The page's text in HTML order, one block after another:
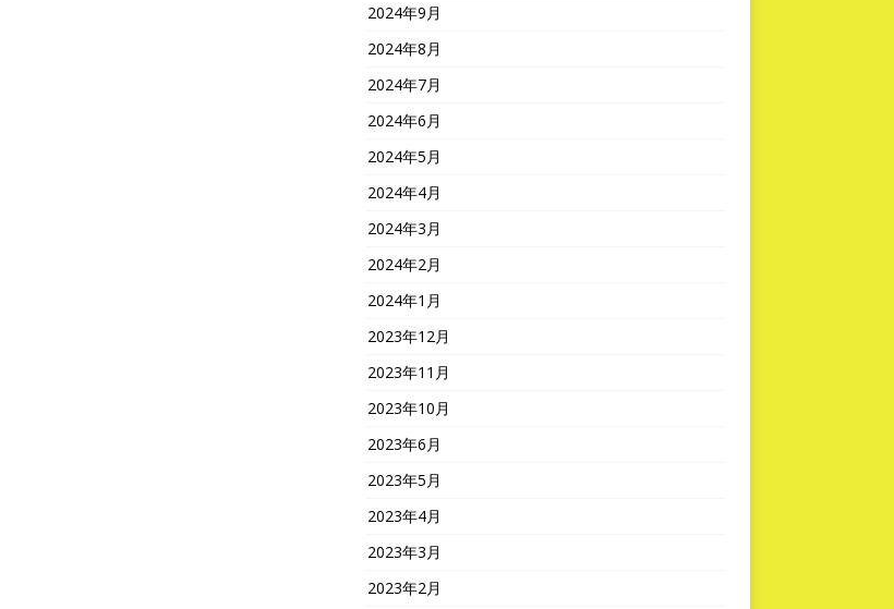
2024年9月
2024年8月
2024年7月
2024年6月
2024年5月
2024年4月
2024年3月
2024年2月
2024年1月
2023年12月
2023年11月
2023年10月
2023年6月
2023年5月
2023年4月
2023年3月
2023年2月